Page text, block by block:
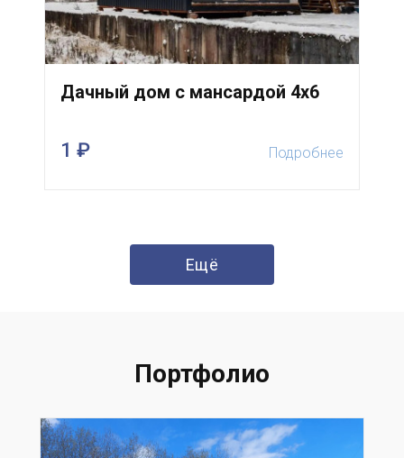
Дачный дом с мансардой 4х6
1 ₽ Подробнее
Ещё
Портфолио